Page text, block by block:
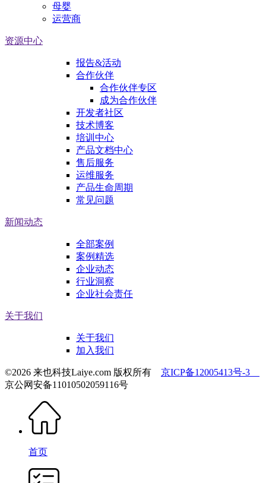
母婴
运营商
资源中心
报告&活动
合作伙伴
合作伙伴专区
成为合作伙伴
开发者社区
技术博客
培训中心
产品文档中心
售后服务
运维服务
产品生命周期
常见问题
新闻动态
全部案例
案例精选
企业动态
行业洞察
企业社会责任
关于我们
关于我们
加入我们
©2026 来也科技Laiye.com 版权所有 京ICP备12005413号-3
京公网安备11010502059116号
首页